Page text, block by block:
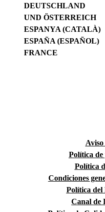
DEUTSCHLAND
UND ÖSTERREICH
ESPANYA (CATALÀ)
ESPAÑA (ESPAÑOL)
FRANCE
Política
Política
Condiciones
Política
Canal de